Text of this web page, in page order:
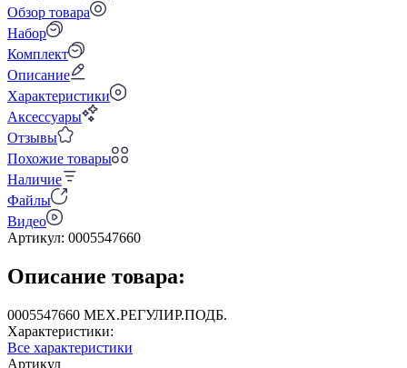
Обзор товара
Набор
Комплект
Описание
Характеристики
Аксессуары
Отзывы
Похожие товары
Наличие
Файлы
Видео
Артикул: 0005547660
Описание товара:
0005547660 МЕХ.РЕГУЛИР.ПОДБ.
Характеристики:
Все характеристики
Артикул